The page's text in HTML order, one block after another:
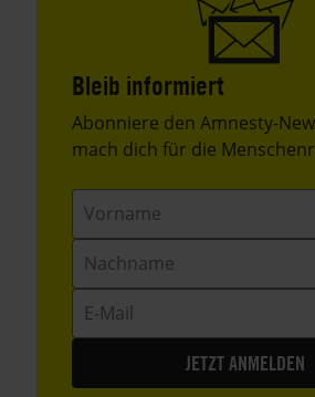
Bleib informiert
Header
Text
Abonniere den Amnesty-
mach dich für die
Vorname
Nachname
E-
Mail